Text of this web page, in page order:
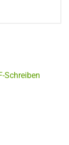
Schreiben